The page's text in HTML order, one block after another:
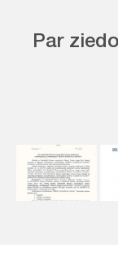
Par